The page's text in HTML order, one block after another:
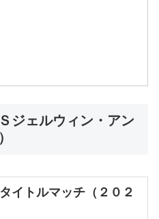
ジェルウィン・アン
イトルマッチ（２０２